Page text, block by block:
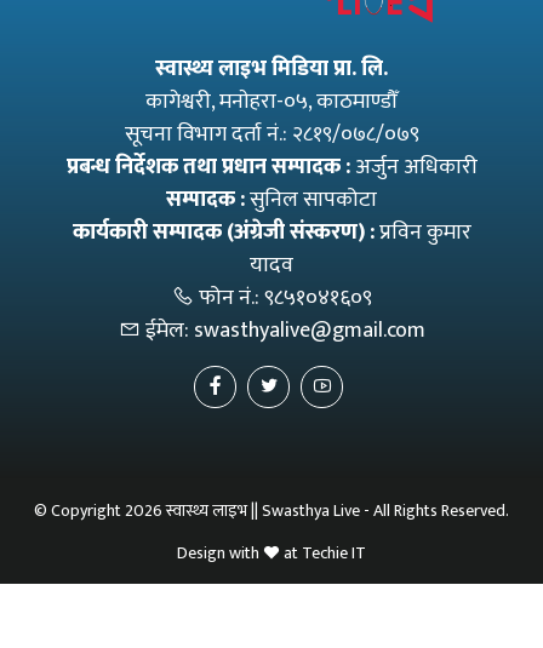
स्वास्थ्य लाइभ मिडिया प्रा. लि.
कागेश्वरी, मनाेहरा-०५, काठमाण्डौँ
सूचना विभाग दर्ता नं.: २८१९/०७८/०७९
प्रबन्ध निर्देशक तथा प्रधान सम्पादक :अर्जुन अधिकारी
सम्पादक :सुनिल सापकोटा
कार्यकारी सम्पादक (अंग्रेजी संस्करण) :प्रविन कुमार
यादव
फोन नं.:९८५१०४१६०९
ईमेल: swasthyalive@gmail.com
© Copyright 2026 स्वास्थ्य लाइभ || Swasthya Live - All Rights Reserved.
Design with
atTechie IT